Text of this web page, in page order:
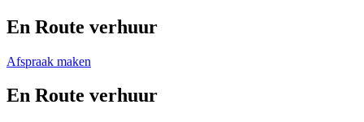
En Route verhuur
Afspraak maken
En Route verhuur